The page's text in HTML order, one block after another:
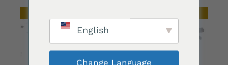
Shop
English
Change Language